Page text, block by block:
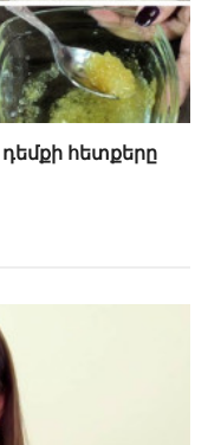
հետքերը